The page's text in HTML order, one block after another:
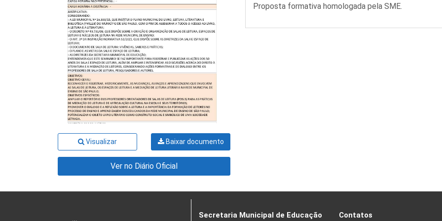
Visualizar Baixar documento
Ver no Diário Oficial
Proposta formativa homologada pela SME.
Secretaria Municipal de Educação Contatos